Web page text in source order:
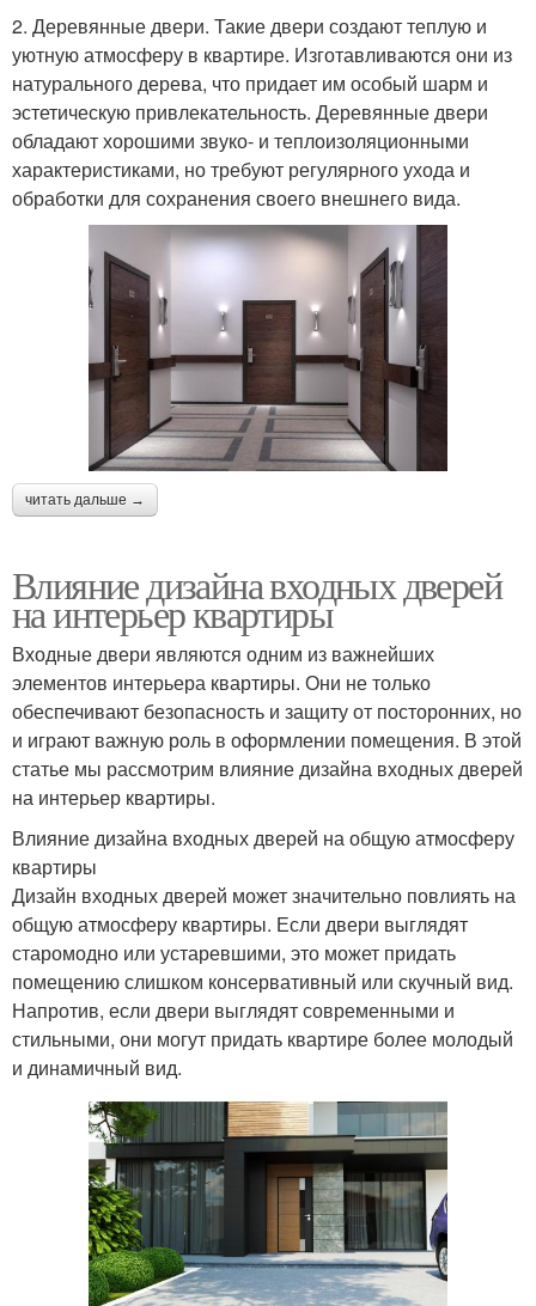
2. Деревянные двери. Такие двери создают теплую и
уютную атмосферу в квартире. Изготавливаются они из
натурального дерева, что придает им особый шарм и
эстетическую привлекательность. Деревянные двери
обладают хорошими звуко- и теплоизоляционными
характеристиками, но требуют регулярного ухода и
обработки для сохранения своего внешнего вида.
читать дальше →
Влияние дизайна входных дверей
на интерьер квартиры
Входные двери являются одним из важнейших
элементов интерьера квартиры. Они не только
обеспечивают безопасность и защиту от посторонних, но
и играют важную роль в оформлении помещения. В этой
статье мы рассмотрим влияние дизайна входных дверей
на интерьер квартиры.
Влияние дизайна входных дверей на общую атмосферу
квартиры
Дизайн входных дверей может значительно повлиять на
общую атмосферу квартиры. Если двери выглядят
старомодно или устаревшими, это может придать
помещению слишком консервативный или скучный вид.
Напротив, если двери выглядят современными и
стильными, они могут придать квартире более молодый
и динамичный вид.